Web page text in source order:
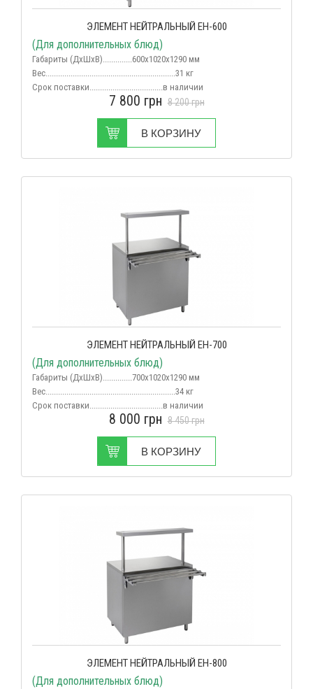
ЭЛЕМЕНТ НЕЙТРАЛЬНЫЙ ЕН-600
(Для дополнительных блюд)
Габариты (ДхШхВ)..............600х1020х1290 мм
Вес..............................................................31 кг
Срок поставки...................................в наличии
7 800 грн 8 200грн
В КОРЗИНУ
ЭЛЕМЕНТ НЕЙТРАЛЬНЫЙ ЕН-700
(Для дополнительных блюд)
Габариты (ДхШхВ)..............700х1020х1290 мм
Вес..............................................................34 кг
Срок поставки...................................в наличии
8 000 грн 8 450грн
В КОРЗИНУ
ЭЛЕМЕНТ НЕЙТРАЛЬНЫЙ ЕН-800
(Для дополнительных блюд)